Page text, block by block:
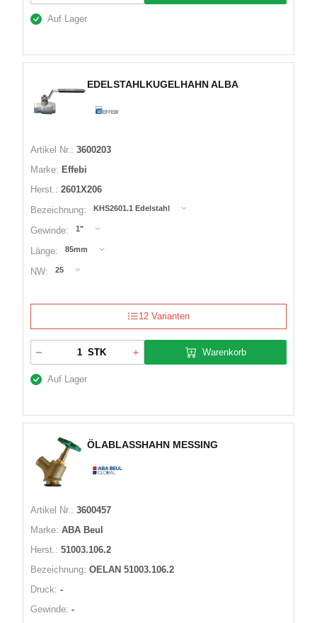
Auf Lager
EDELSTAHLKUGELHAHN ALBA
Artikel Nr.: 3600203
Marke: Effebi
Herst.: 2601X206
Bezeichnung:
KHS2601.1 Edelstahl
Gewinde: 1"
Länge: 85mm
NW: 25
12 Varianten
STK Warenkorb
Auf Lager
ÖLABLASSHAHN MESSING
Artikel Nr.: 3600457
Marke: ABA Beul
Herst.: 51003.106.2
Bezeichnung: OELAN 51003.106.2
Druck: -
Gewinde: -